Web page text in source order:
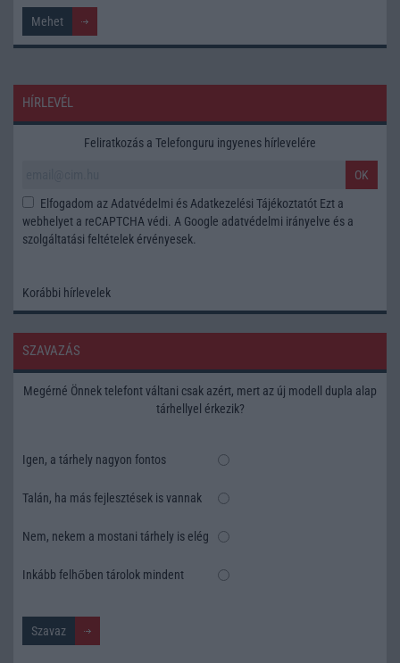
HÍRLEVÉL
Feliratkozás a Telefonguru ingyenes hírlevelére
OK
Elfogadom az Adatvédelmi és Adatkezelési Tájékoztatót Ezt a
webhelyet a reCAPTCHA védi. A Google adatvédelmi irányelve és a
szolgáltatási feltételek érvényesek.
Korábbi hírlevelek
SZAVAZÁS
Megérné Önnek telefont váltani csak azért, mert az új modell dupla alap
tárhellyel érkezik?
Igen, a tárhely nagyon fontos
Talán, ha más fejlesztések is vannak
Nem, nekem a mostani tárhely is elég
Inkább felhőben tárolok mindent